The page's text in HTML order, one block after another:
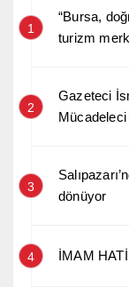
1
“Bursa,
turizm
2
Gazeteci
Mücadeleci
3
dönüyor
4 İMAM